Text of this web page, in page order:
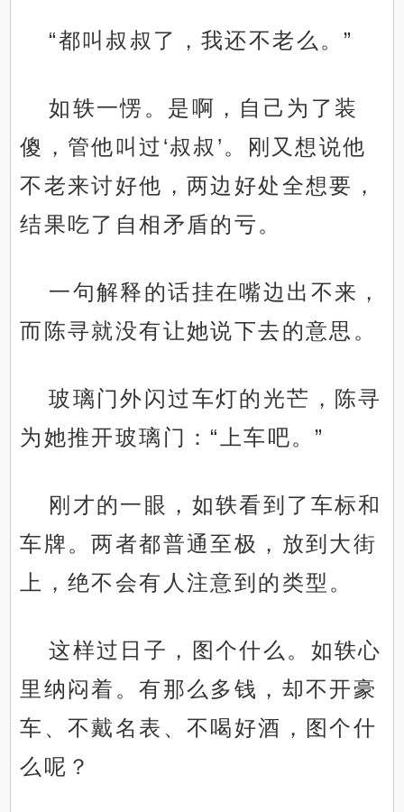
“都叫叔叔了，我还不老么。”
如轶一愣。是啊，自己为了装
傻，管他叫过‘叔叔’。刚又想说他
不老来讨好他，两边好处全想要，
结果吃了自相矛盾的亏。
一句解释的话挂在嘴边出不来，
而陈寻就没有让她说下去的意思。
玻璃门外闪过车灯的光芒，陈寻
为她推开玻璃门：“上车吧。”
刚才的一眼，如轶看到了车标和
车牌。两者都普通至极，放到大街
上，绝不会有人注意到的类型。
这样过日子，图个什么。如轶心
里纳闷着。有那么多钱，却不开豪
车、不戴名表、不喝好酒，图个什
么呢？